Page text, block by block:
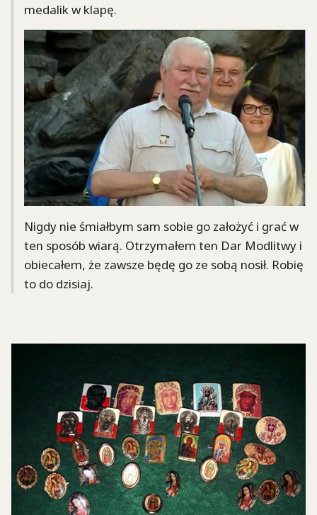
medalik w klapę.
Nigdy nie śmiałbym sam sobie go założyć i grać w
ten sposób wiarą. Otrzymałem ten Dar Modlitwy i
obiecałem, że zawsze będę go ze sobą nosił. Robię
to do dzisiaj.